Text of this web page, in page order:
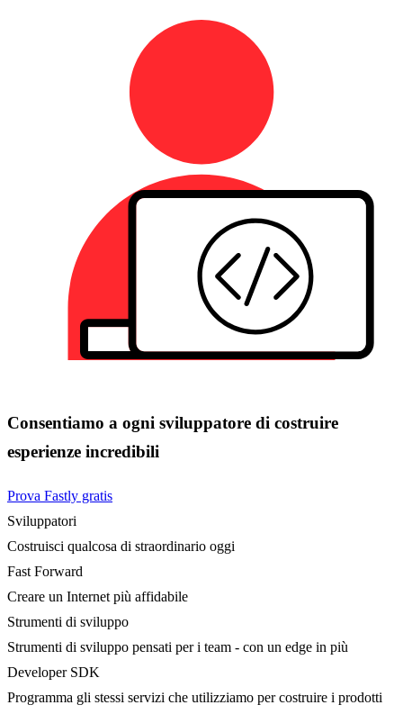
Consentiamo a ogni sviluppatore di costruire
esperienze incredibili
Prova Fastly gratis
Sviluppatori
Costruisci qualcosa di straordinario oggi
Fast Forward
Creare un Internet più affidabile
Strumenti di sviluppo
Strumenti di sviluppo pensati per i team - con un edge in più
Developer SDK
Programma gli stessi servizi che utilizziamo per costruire i prodotti